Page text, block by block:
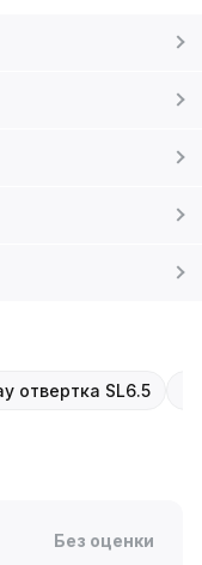
отвертка SL6.5
Без оценки